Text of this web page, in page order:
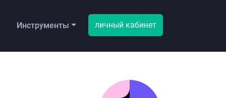
Инструменты личный кабинет